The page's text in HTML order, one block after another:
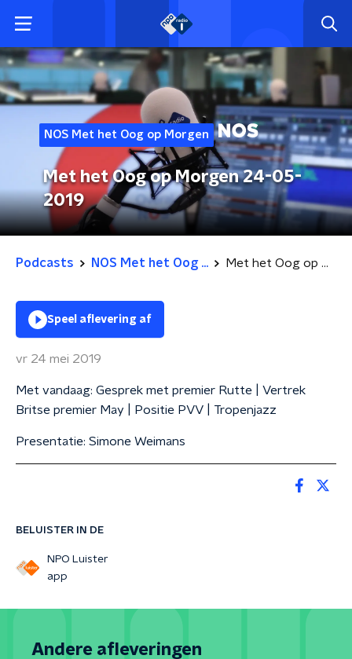
NOS Met het Oog op Morgen
Met het Oog op Morgen 24-05-
2019
Podcasts NOS Met het Oog ... Met het Oog op Morgen 24-05-2019
BELUISTER IN DE
NPO Luister
app
Speel aflevering af
vr 24 mei 2019
Met vandaag: Gesprek met premier Rutte | Vertrek
Britse premier May | Positie PVV | Tropenjazz
Presentatie: Simone Weimans
Andere afleveringen